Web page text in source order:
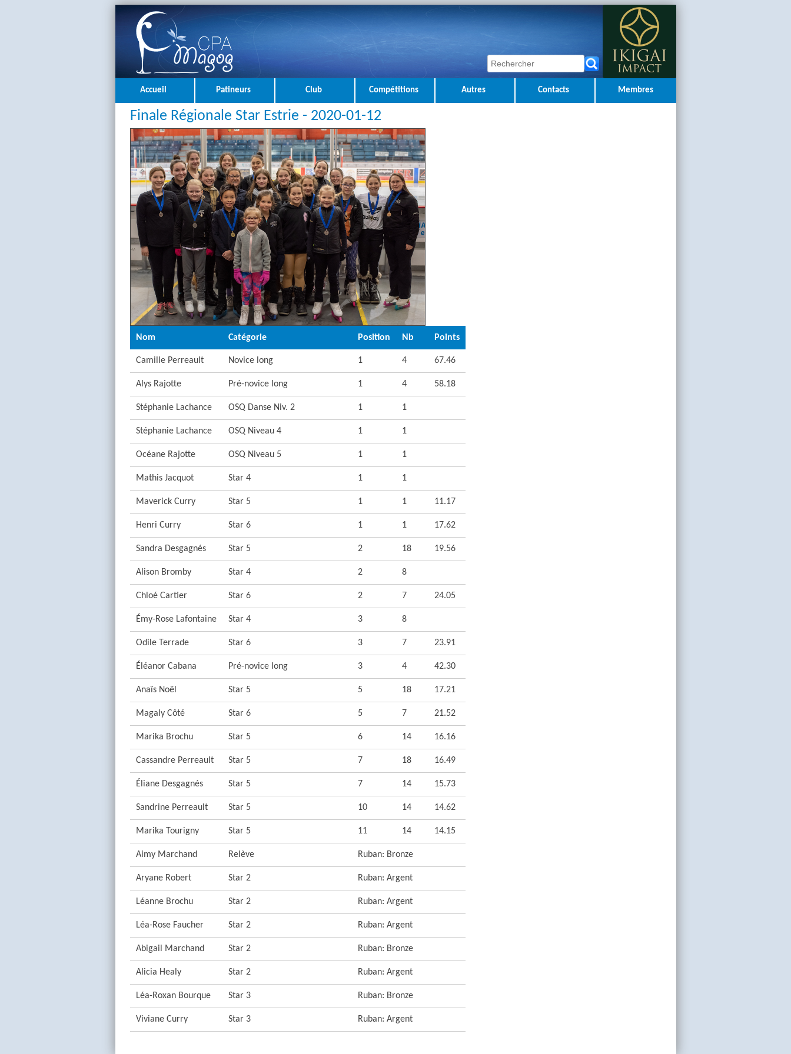
Accueil Patineurs Club Compétitions Autres Contacts Membres
Finale Régionale Star Estrie - 2020-01-12
Nom Catégorie Position Nb Points
Camille Perreault Novice long 1 4 67.46
Alys Rajotte Pré-novice long 1 4 58.18
Stéphanie Lachance OSQ Danse Niv. 2 1 1
Stéphanie Lachance OSQ Niveau 4 1 1
Océane Rajotte OSQ Niveau 5 1 1
Mathis Jacquot Star 4 1 1
Maverick Curry Star 5 1 1 11.17
Henri Curry Star 6 1 1 17.62
Sandra Desgagnés Star 5 2 18 19.56
Alison Bromby Star 4 2 8
Chloé Cartier Star 6 2 7 24.05
Émy-Rose Lafontaine Star 4 3 8
Odile Terrade Star 6 3 7 23.91
Éléanor Cabana Pré-novice long 3 4 42.30
Anaïs Noël Star 5 5 18 17.21
Magaly Côté Star 6 5 7 21.52
Marika Brochu Star 5 6 14 16.16
Cassandre Perreault Star 5 7 18 16.49
Éliane Desgagnés Star 5 7 14 15.73
Sandrine Perreault Star 5 10 14 14.62
Marika Tourigny Star 5 11 14 14.15
Aimy Marchand Relève Ruban: Bronze
Aryane Robert Star 2 Ruban: Argent
Léanne Brochu Star 2 Ruban: Argent
Léa-Rose Faucher Star 2 Ruban: Argent
Abigail Marchand Star 2 Ruban: Bronze
Alicia Healy Star 2 Ruban: Argent
Léa-Roxan Bourque Star 3 Ruban: Bronze
Viviane Curry Star 3 Ruban: Argent